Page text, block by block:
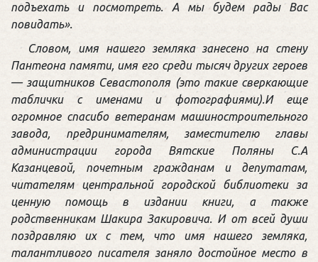
подъехать и посмотреть. А мы будем рады Вас
повидать».
Словом, имя нашего земляка занесено на стену
Пантеона памяти, имя его среди тысяч других героев
— защитников Севастополя (это такие сверкающие
таблички с именами и фотографиями).И еще
огромное спасибо ветеранам машиностроительного
завода, предринимателям, заместителю главы
администрации города Вятские Поляны С.А
Казанцевой, почетным гражданам и депутатам,
читателям центральной городской библиотеки за
ценную помощь в издании книги, а также
родственникам Шакира Закировича. И от всей души
поздравляю их с тем, что имя нашего земляка,
талантливого писателя заняло достойное место в